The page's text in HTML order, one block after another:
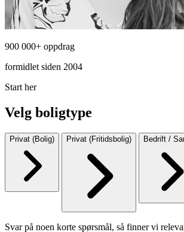
900 000+ oppdrag
formidlet siden 2004
Start her
Velg boligtype
Privat (Bolig) Privat (Fritidsbolig) Bedrift /
Svar på noen korte spørsmål, så finner vi